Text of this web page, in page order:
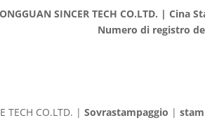
SINCER TECH CO.LTD. |
Numero di registro
TECH CO.LTD. |Sovrastampaggio |